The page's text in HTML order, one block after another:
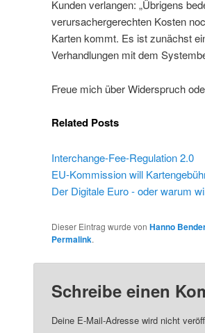
Kunden verlangen: „Übrigens
verursachergerechten Kosten
Karten kommt. Es ist zunächst
Verhandlungen mit dem
Freue mich über Widerspruch
Related Posts
Interchange-Fee-Regulation 2.0
EU-Kommission will
Der Digitale Euro - oder warum
Dieser Eintrag wurde von Hanno
Permalink.
Schreibe einen
Deine E-Mail-Adresse wird nicht